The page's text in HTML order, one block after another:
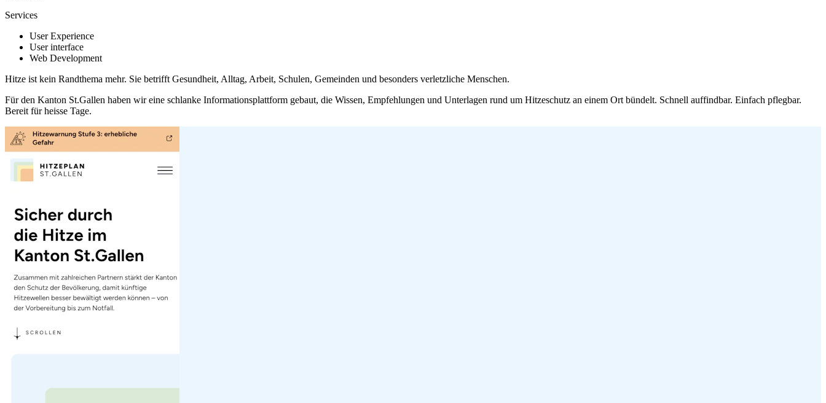
Services
User Experience
User interface
Web Development
Hitze ist kein Randthema mehr. Sie betrifft Gesundheit, Alltag, Arbeit, Schulen, Gemeinden und besonders verletzliche Menschen.
Für den Kanton St.Gallen haben wir eine schlanke Informationsplattform gebaut, die Wissen, Empfehlungen und Unterlagen rund um Hitzeschutz an einem Ort bündelt. Schnell auffindbar. Einfach pflegbar.
Bereit für heisse Tage.